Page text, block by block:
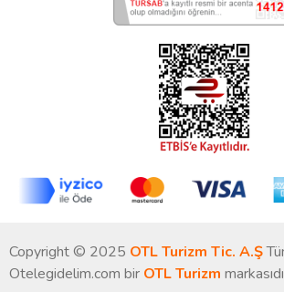
Copyright © 2025 OTL Turizm Tic. A.Ş
Otelegidelim.com bir OTL Turizm